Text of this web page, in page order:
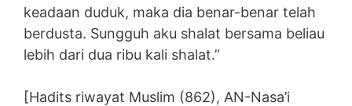
keadaan duduk, maka dia benar-benar telah
berdusta. Sungguh aku shalat bersama beliau
lebih dari dua ribu kali shalat.”
[Hadits riwayat Muslim (862), AN-Nasa’i